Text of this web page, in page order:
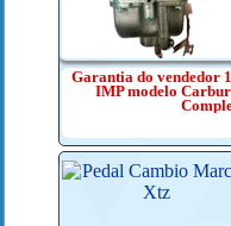
Garantia do vendedor
IMP modelo